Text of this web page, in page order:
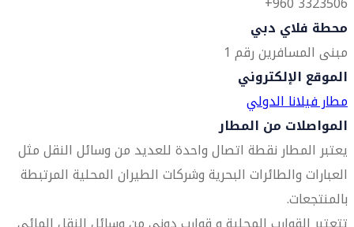
محطة فلاي دبي
مبنى المسافرين رقم 1
الموقع الإلكتروني
مطار فيلانا الدولي
المواصلات من المطار
يعتبر المطار نقطة اتصال واحدة للعديد من وسائل النقل مثل
العبارات والطائرات البحرية وشركات الطيران المحلية المرتبطة
بالمنتجعات.